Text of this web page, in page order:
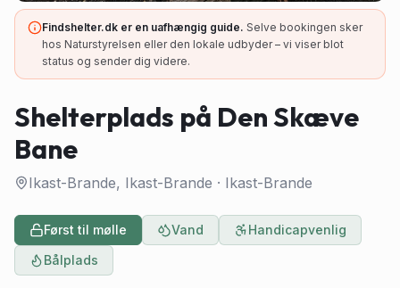
Findshelter.dk er en uafhængig guide. Selve bookingen sker
hos Naturstyrelsen eller den lokale udbyder – vi viser blot
status og sender dig videre.
Shelterplads på Den Skæve
Bane
Ikast-Brande, Ikast-Brande · Ikast-Brande
Først til mølle Vand
Handicapvenlig
Bålplads